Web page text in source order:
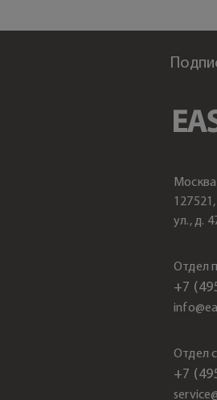
Москва
ул., д.
Отдел
+7
Отдел
+7